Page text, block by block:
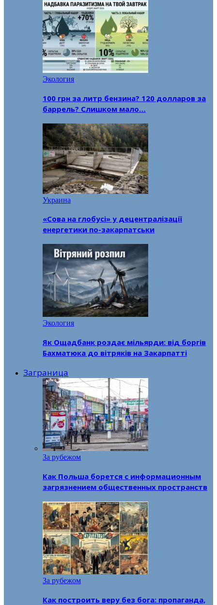
Экология
100 грн за литр бензина? 120 долларов за
баррель? Слишком мало…
Украина
«Сова на глобусі» у децентралізації
енергетики по-закарпатськи
Экология
Як Ощадбанк роздає мільярди: від боргів
Бахматюка до вітряків на Закарпатті
Заграница
За рубежом
Как Польша борется с информационным
загрязнением общественных пространств
За рубежом
Как построить веру без бога: пропаганда,